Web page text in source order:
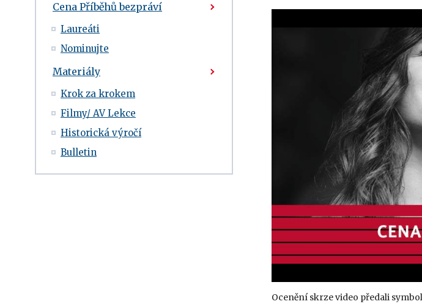
Cena Příběhů bezpráví
Laureáti
Nominujte
Materiály
Krok za krokem
Filmy/ AV Lekce
Historická výročí
Bulletin
Ocenění skrze video předali